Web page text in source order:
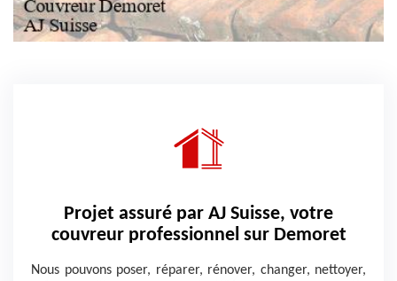
Projet assuré par AJ Suisse, votre
couvreur professionnel sur Demoret
Nous pouvons poser, réparer, rénover, changer, nettoyer,